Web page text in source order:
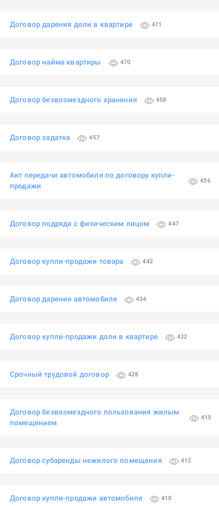
Договор дарения доли в квартире 471
Договор найма квартиры 470
Договор безвозмездного хранения 458
Договор задатка 457
Акт передачи автомобиля по договору купли-
продажи
456
Договор подряда с физическим лицом 447
Договор купли-продажи товара 442
Договор дарения автомобиля 434
Договор купли-продажи доли в квартире 432
Срочный трудовой договор 428
Договор безвозмездного пользования жилым
помещением
415
Договор субаренды нежилого помещения 412
Договор купли-продажи автомобиля 410